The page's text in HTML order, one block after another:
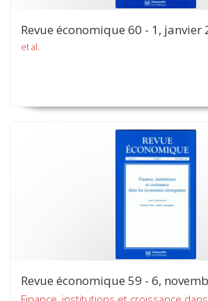
Revue économique 60 - 1, janvier
et al.
Revue économique 59 - 6,